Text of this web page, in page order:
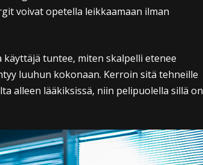
voivat opetella leikkaamaan ilman
käyttäjä tuntee, miten skalpelli etenee
luuhun kokonaan. Kerroin sitä tehneille
alleen lääkiksissä, niin pelipuolella sillä on